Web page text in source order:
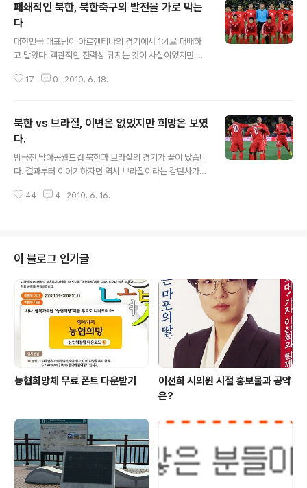
페쇄적인 북한, 북한축구의 발전을 가로 막는
다
대한민국 대표팀이 아르헨티나의 경기에서 1:4로 패배하
고 말았다. 객관적인 전력상 뒤지는 것이 사실이었지만 그
바라는 국민들도 많았다. 하지만 제2의 마라도나라고 불리
점에서 그나마 위안을 삼고 남은 나이지리아전을 준비해야
할 것이다. 어제 경기를 보면서 븍한이 아르헨티나만큼 또
는 아르헨티나보다 강력한 브라질에게 1:2의 패배를 기록
한 것이 얼마나 선전을 했던 것인가 깨달을수 있었다. 대한
민국 대표팀도 전반전은 수비위주로 나섰지만 박주영 선수
의 불운과 이과인을 놓치면서 2골을 내주었다. 하지만 북
17 0 2010. 6. 18.
북한 vs 브라질, 이변은 없었지만 희망은 보였
다.
방금전 남아공월드컵 북한과 브라질의 경기가 끝이 났습니
다. 결과부터 이야기하자면 역시 브라질이라는 감탄사가
감해 하던 브라질이었지만 2:1의 승리를 거두고 첫경기에
물로 시작한 북한은 전후반 내내 수비중심의 경기를 펼쳤
습니다. 전반전엔 브라질의 파상공세를 적절하게 막아냈
고, 후반전엔 아쉽게 2골을 내주며 패했지만 막판 지윤남
의 득점으로 북한이 쉬운 상대는 아니라는 것을 전세계에
보여준 경기였습니다. 앞서 열린 드록바의 코티드브아르와
호날두의 포루투갈의 경기는 무승부로 끝났습니다. 북한이
44 4 2010. 6. 16.
이 블로그 인기글
농협희망체 무료 폰트 다운받기
이선희 시의원 시절 홍보물과 공약
은?